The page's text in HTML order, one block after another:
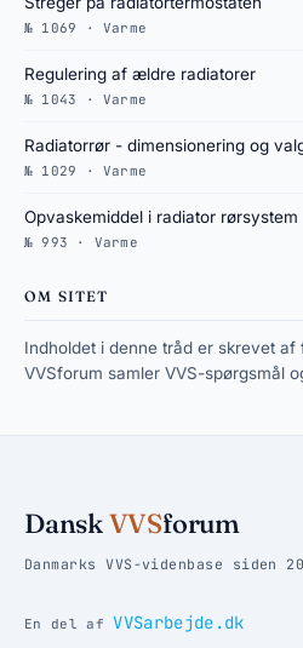
№ 1069 · Varme
Regulering af ældre radiatorer
№ 1043 · Varme
Radiatorrør - dimensionering og
№ 1029 · Varme
Opvaskemiddel i radiator rørsystem
№ 993 · Varme
OM SITET
Indholdet i denne tråd er skrevet
VVSforum samler VVS-spørgsmål
DanskVVSforum
Danmarks VVS-videnbase siden
En del af VVSarbejde.dk